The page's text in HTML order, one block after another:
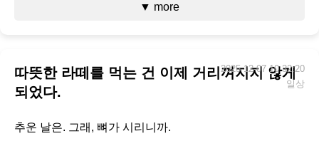
▼ more
따뜻한 라떼를 먹는 건 이제 거리껴지지 않게
되었다.
2025-12-07 10:32:20
일상
추운 날은. 그래, 뼈가 시리니까.